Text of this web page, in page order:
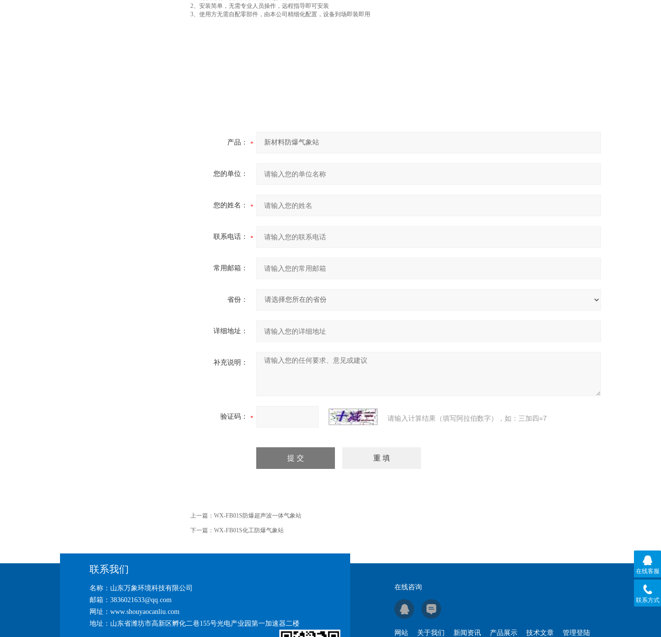
2、安装简单，无需专业人员操作，远程指导即可安装
3、使用方无需自配零部件，由本公司精细化配置，设备到场即装即用
产品：
您的单位：
您的姓名：
联系电话：
常用邮箱：
省份：
详细地址：
补充说明：
验证码： 请输入计算结果（填写阿拉伯数字），如：三加四=7
上一篇： WX-FB01S防爆超声波一体气象站
下一篇： WX-FB01S化工防爆气象站
联系我们
名称：山东万象环境科技有限公司
邮箱：3836021633@qq.com
网址：www.shouyaocanliu.com
地址：山东省潍坊市高新区孵化二巷155号光电产业园第一加速器二楼
在线咨询
网站 关于我们 新闻资讯 产品展示 技术文章 管理登陆
在线客服
联系方式